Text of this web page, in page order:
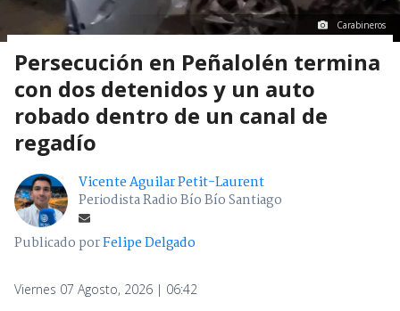
Carabineros
Persecución en Peñalolén termina
con dos detenidos y un auto
robado dentro de un canal de
regadío
Vicente Aguilar Petit-Laurent
Periodista Radio Bío Bío Santiago
Publicado porFelipe Delgado
Viernes 07 Agosto, 2026 | 06:42